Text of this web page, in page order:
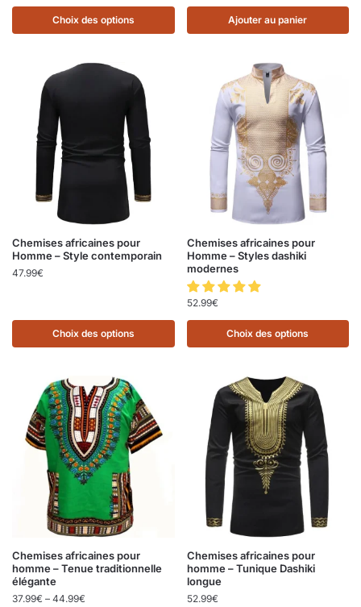
Choix des options Ajouter au panier
Chemises africaines pour
Homme – Style contemporain
47.99€
Choix des options
Chemises africaines pour
Homme – Styles dashiki
modernes
52.99€
Choix des options
Chemises africaines pour
homme – Tenue traditionnelle
élégante
37.99€ – 44.99€
Chemises africaines pour
homme – Tunique Dashiki
longue
52.99€